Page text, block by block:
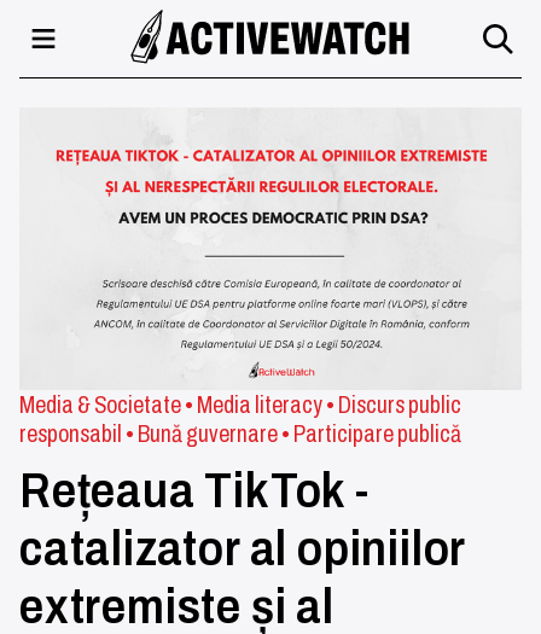
Media & Societate• Media literacy• Discurs public
responsabil • Bună guvernare• Participare publică
Rețeaua TikTok -
catalizator al opiniilor
extremiste și al